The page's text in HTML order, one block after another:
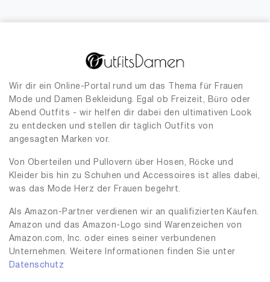
Wir dir ein Online-Portal rund um das Thema für Frauen
Mode und Damen Bekleidung. Egal ob Freizeit, Büro oder
Abend Outfits - wir helfen dir dabei den ultimativen Look
zu entdecken und stellen dir täglich Outfits von
angesagten Marken vor.
Von Oberteilen und Pullovern über Hosen, Röcke und
Kleider bis hin zu Schuhen und Accessoires ist alles dabei,
was das Mode Herz der Frauen begehrt.
Als Amazon-Partner verdienen wir an qualifizierten Käufen.
Amazon und das Amazon-Logo sind Warenzeichen von
Amazon.com, Inc. oder eines seiner verbundenen
Unternehmen. Weitere Informationen finden Sie unter
Datenschutz